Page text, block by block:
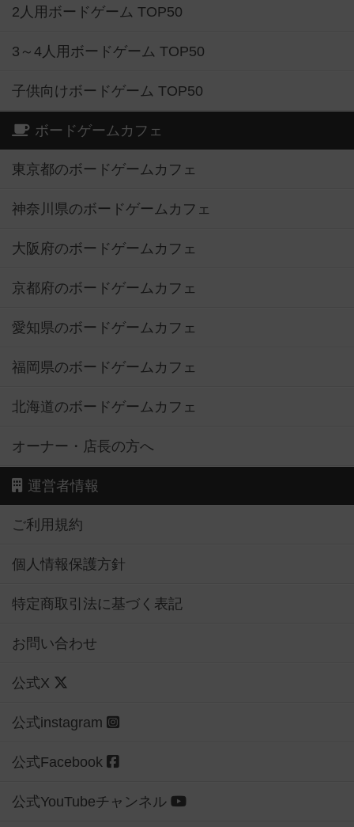
2人用ボードゲーム TOP50
3～4人用ボードゲーム TOP50
子供向けボードゲーム TOP50
ボードゲームカフェ
東京都のボードゲームカフェ
神奈川県のボードゲームカフェ
大阪府のボードゲームカフェ
京都府のボードゲームカフェ
愛知県のボードゲームカフェ
福岡県のボードゲームカフェ
北海道のボードゲームカフェ
オーナー・店長の方へ
運営者情報
ご利用規約
個人情報保護方針
特定商取引法に基づく表記
お問い合わせ
公式X
公式instagram
公式Facebook
公式YouTubeチャンネル